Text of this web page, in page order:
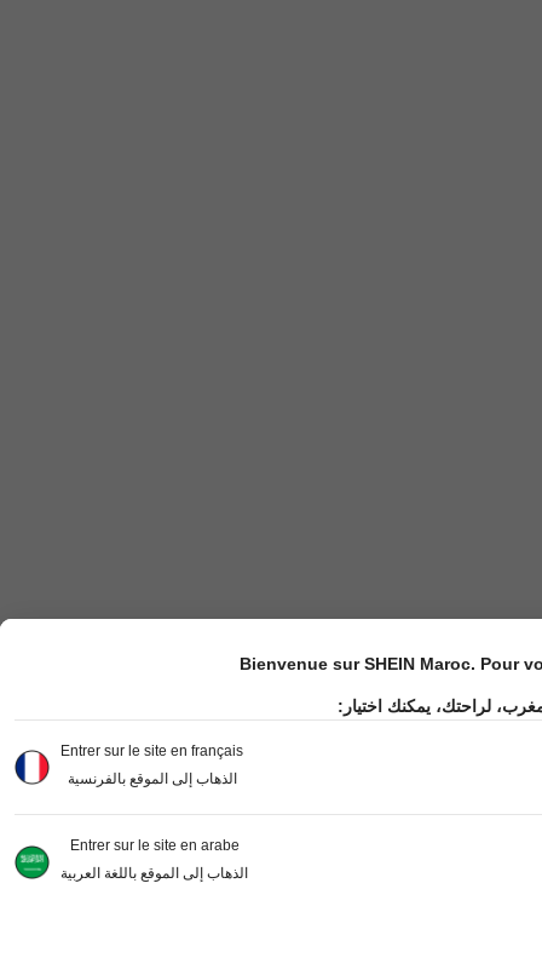
Bienvenue sur SHEIN Maroc. Pour
لراحتك، يمكنك اختيار:
Entrer sur le site en français
الذهاب إلى الموقع بالفرنسية
Entrer sur le site en arabe
الذهاب إلى الموقع باللغة العربية